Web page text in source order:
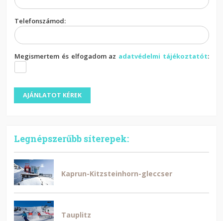
Telefonszámod:
Megismertem és elfogadom az adatvédelmi tájékoztatót:
Legnépszerűbb síterepek:
Kaprun-Kitzsteinhorn-gleccser
Tauplitz